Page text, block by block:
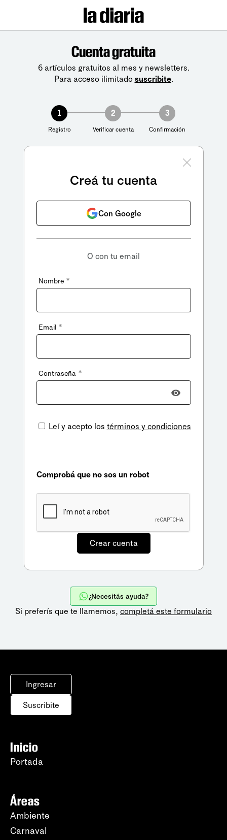
Cuenta gratuita
6 artículos gratuitos al mes y newsletters.
Para acceso ilimitado suscribite.
1
Registro
2
Verificar cuenta
3
Confirmación
Creá tu cuenta
Con Google
O con tu email
Nombre *
Email *
Contraseña *
Leí y acepto los términos y condiciones
Comprobá que no sos un robot
¿Necesitás ayuda?
Si preferís que te llamemos, completá este formulario
Ingresar
Suscribite
Inicio
Portada
Áreas
Ambiente
Carnaval